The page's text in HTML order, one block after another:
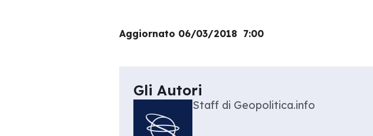
Aggiornato 06/03/2018 7:00
Gli Autori
Staff di Geopolitica.info